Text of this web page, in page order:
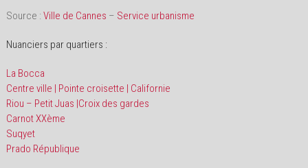
Source : Ville de Cannes – Service urbanisme
Nuanciers par quartiers :
La Bocca
Centre ville | Pointe croisette | Californie
Riou – Petit Juas |Croix des gardes
Carnot XXème
Suqyet
Prado République